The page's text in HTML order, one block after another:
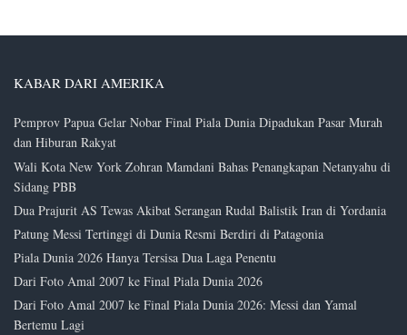
KABAR DARI AMERIKA
Pemprov Papua Gelar Nobar Final Piala Dunia Dipadukan Pasar Murah
dan Hiburan Rakyat
Wali Kota New York Zohran Mamdani Bahas Penangkapan Netanyahu di
Sidang PBB
Dua Prajurit AS Tewas Akibat Serangan Rudal Balistik Iran di Yordania
Patung Messi Tertinggi di Dunia Resmi Berdiri di Patagonia
Piala Dunia 2026 Hanya Tersisa Dua Laga Penentu
Dari Foto Amal 2007 ke Final Piala Dunia 2026
Dari Foto Amal 2007 ke Final Piala Dunia 2026: Messi dan Yamal
Bertemu Lagi